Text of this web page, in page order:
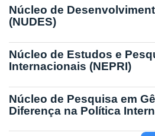
Núcleo de
(NUDES)
Núcleo de Estudos e
Internacionais (NEPRI)
Núcleo de Pesquisa em
Diferença na Política